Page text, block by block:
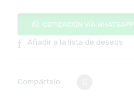
COTIZACIÓN VÍA WHATSAPP
Añadir a la lista de deseos
Compártelo: